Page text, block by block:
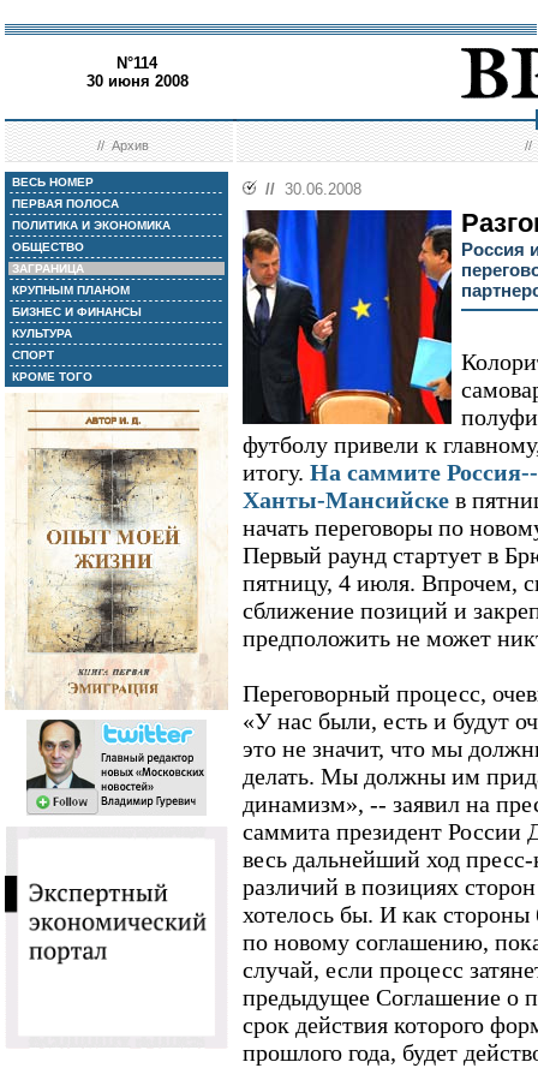
N°114
30 июня 2008
//Архив //
ВЕСЬ НОМЕР
ПЕРВАЯ ПОЛОСА
ПОЛИТИКА И ЭКОНОМИКА
ОБЩЕСТВО
ЗАГРАНИЦА
КРУПНЫМ ПЛАНОМ
БИЗНЕС И ФИНАНСЫ
КУЛЬТУРА
СПОРТ
КРОМЕ ТОГО
// 30.06.2008
Россия
футболу привели к
итогу. На саммите
Ханты-Мансийске в
начать переговоры по
Первый раунд стартует в
пятницу, 4 июля. Впрочем,
сближение позиций и
предположить не может
Переговорный процесс,
«У нас были, есть и будут
это не значит, что мы
делать. Мы должны им
динамизм», -- заявил на
саммита президент
весь дальнейший ход
различий в позициях
хотелось бы. И как стороны
по новому соглашению,
случай, если процесс
предыдущее Соглашение о
срок действия которого
прошлого года, будет